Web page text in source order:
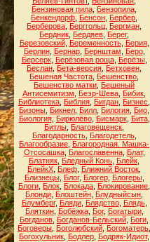
Бензиновая пила Бензопила
Бенкендорф Бенсон Бербер
Берберова Берггольц Бергман
Бердник Бердяев Берег,
Березовский, Беременность, Берия,
Берлин, Бернар, Бернштам Беро,
Берсерк, Берёзовая роща, Берёзы,
Беслан Бета-версия Бетховен
Бешеная Частота Бешенство
Бешенство матки Бешеный
Антисемитизм
Беэр-Шева Бибик
Библиотека Библия Бигдан Бизнес
Бизоны Бикнел Билл Билогия Био
Биология, Бирюлёво, Бисмарк, Бита,
Битлы Благовещенск
Благодарность, Благодетель,
Благообразие Благородная. Машка-
Отсосашка, Благославенна, Блат,
Блатняк Бледный Конь Блейк
БлейкХ Блеф Ближний Восток
Близнецы, Блог, Блогер, Блогеры,
Блоги Блок Блокада Блокирование
Блонди Блоштейн Блудныйсын
Блумберг, Бляди, Блядство, Блядь,
Бляткин, Бобёжка, Бог, Богатыри,
Богданов Богданов-Бельский Боги
Боговеры Боголюбский Богоматерь
Богохульник Бодлер Бодряк-Идиот,